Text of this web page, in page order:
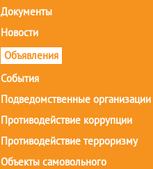
Документы
Новости
Объявления
События
Подведомственные организации
Противодействие коррупции
Противодействие терроризму
Объекты самовольного